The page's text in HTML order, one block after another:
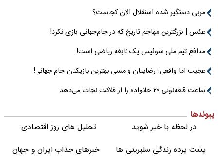
مربی دستگیر شده استقلال الان کجاست؟
عکس | بزرگترین مهاجم تاریخ که در جام‌جهانی بازی نکرد!
مدافع تیم ملی سوئیس یک نابغه ریاضی است!
عجیب اما واقعی: رضاییان و مسی بهترین بازیکنان جام جهانی!
ساعت قلعه‌نویی ۲۰ خانواده را از فلاکت نجات می‌دهد
پیوندها
در لحظه با خبر شوید
تحلیل های روز اقتصادی
پشت پرده زندگی سلبریتی ها
خبرهای جذاب ایران و جهان